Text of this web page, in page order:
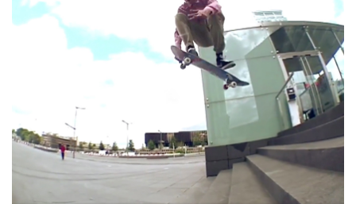
KLEDING
SKATEBOARD
HOMEWARE